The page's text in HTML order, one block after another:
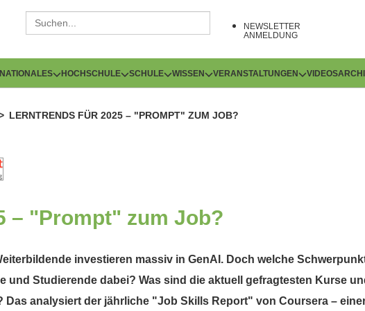
NEWSLETTER
ANMELDUNG
HOCHSCHULE SCHULE WISSEN VERANSTALTUNGEN VIDEOS
LERNTRENDS FÜR 2025 – "PROMPT" ZUM JOB?
– "Prompt" zum Job?
investieren massiv in GenAI. Doch welche
und Studierende dabei? Was sind die aktuell gefragtesten Kurse
Das analysiert der jährliche "Job Skills Report" von Coursera –